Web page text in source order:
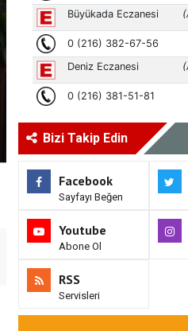
Bizi Takip Edin
Facebook
Sayfayı Beğen
Youtube
Abone Ol
RSS
Servisleri